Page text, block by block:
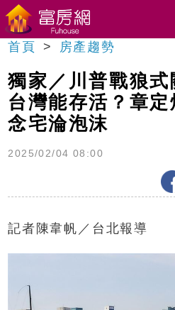
首頁 房產趨勢
獨家／川普戰狼式
台灣能存活？章
念宅淪泡沫
2025/02/04 08:00
記者陳韋帆／台北報導